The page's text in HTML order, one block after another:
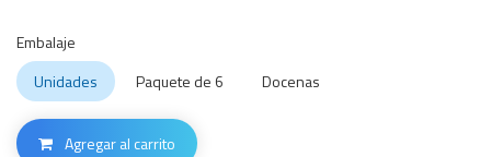
Embalaje
Unidades
Paquete de 6 Docenas
Agregar al carrito